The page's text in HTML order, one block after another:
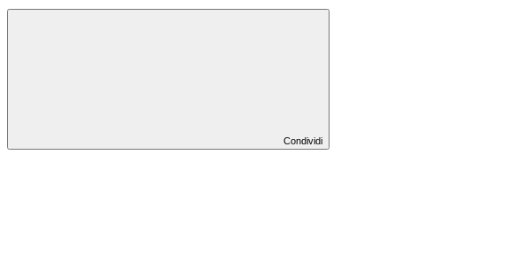
Condividi